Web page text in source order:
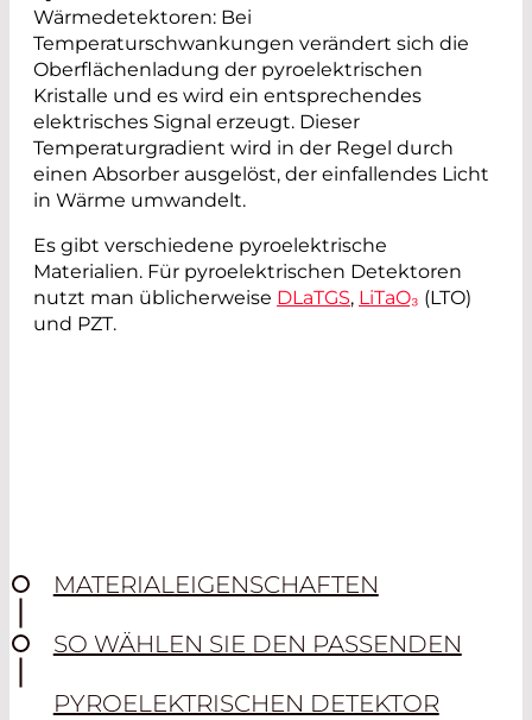
Wärmedetektoren: Bei
Temperaturschwankungen verändert sich die
Oberflächenladung der pyroelektrischen
Kristalle und es wird ein entsprechendes
elektrisches Signal erzeugt. Dieser
Temperaturgradient wird in der Regel durch
einen Absorber ausgelöst, der einfallendes Licht
in Wärme umwandelt.
Es gibt verschiedene pyroelektrische
Materialien. Für pyroelektrischen Detektoren
nutzt man üblicherweise DLaTGS, LiTaO₃ (LTO)
und PZT.
MATERIALEIGENSCHAFTEN
SO WÄHLEN SIE DEN PASSENDEN
PYROELEKTRISCHEN DETEKTOR